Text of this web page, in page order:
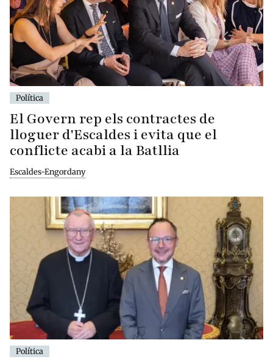
Política
El Govern rep els contractes de
lloguer d'Escaldes i evita que el
conflicte acabi a la Batllia
Escaldes-Engordany
Política